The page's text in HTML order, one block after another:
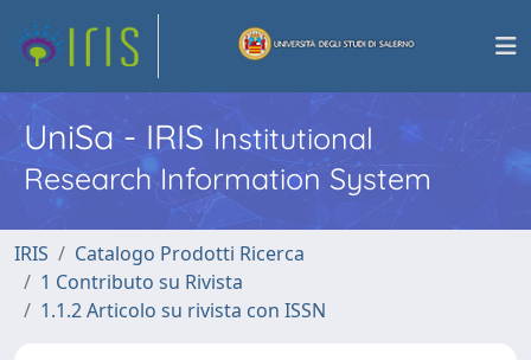
UniSa - IRISInstitutional
Research Information System
IRIS
Catalogo Prodotti Ricerca
1 Contributo su Rivista
1.1.2 Articolo su rivista con ISSN